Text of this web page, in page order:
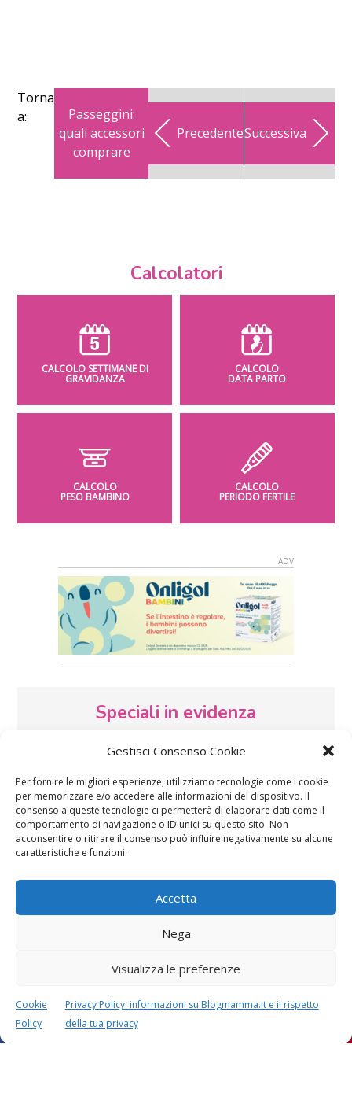
Gestisci Consenso Cookie
Per fornire le migliori esperienze, utilizziamo tecnologie come i cookie
per memorizzare e/o accedere alle informazioni del dispositivo. Il
consenso a queste tecnologie ci permetterà di elaborare dati come il
comportamento di navigazione o ID unici su questo sito. Non
acconsentire o ritirare il consenso può influire negativamente su alcune
caratteristiche e funzioni.
Accetta
Nega
Visualizza le preferenze
Cookie
Policy
Privacy Policy: informazioni su Blogmamma.it e il rispetto
della tua privacy
Torna
a:
Passeggini:
quali accessori
comprare
PrecedenteSuccessiva
Calcolatori
CALCOLO SETTIMANE DI
GRAVIDANZA
CALCOLO
DATA PARTO
CALCOLO
PESO BAMBINO
CALCOLO
PERIODO FERTILE
Speciali in evidenza
Vaccini SOS Pediatra
d’auguri, filastrocche